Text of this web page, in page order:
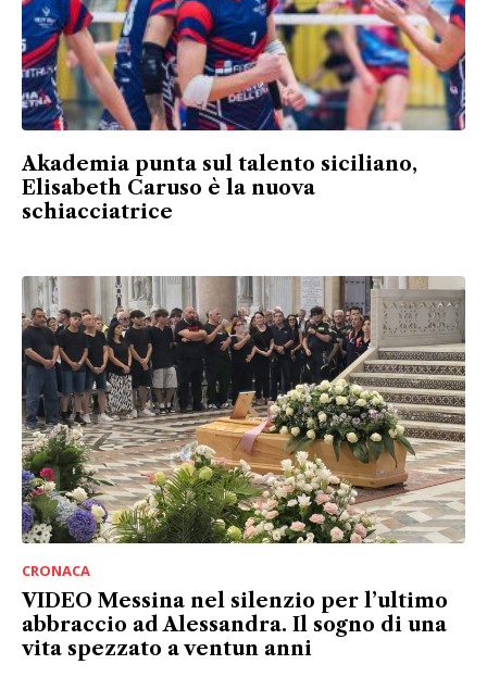
Akademia punta sul talento siciliano,
Elisabeth Caruso è la nuova
schiacciatrice
CRONACA
VIDEO Messina nel silenzio per l’ultimo
abbraccio ad Alessandra. Il sogno di una
vita spezzato a ventun anni